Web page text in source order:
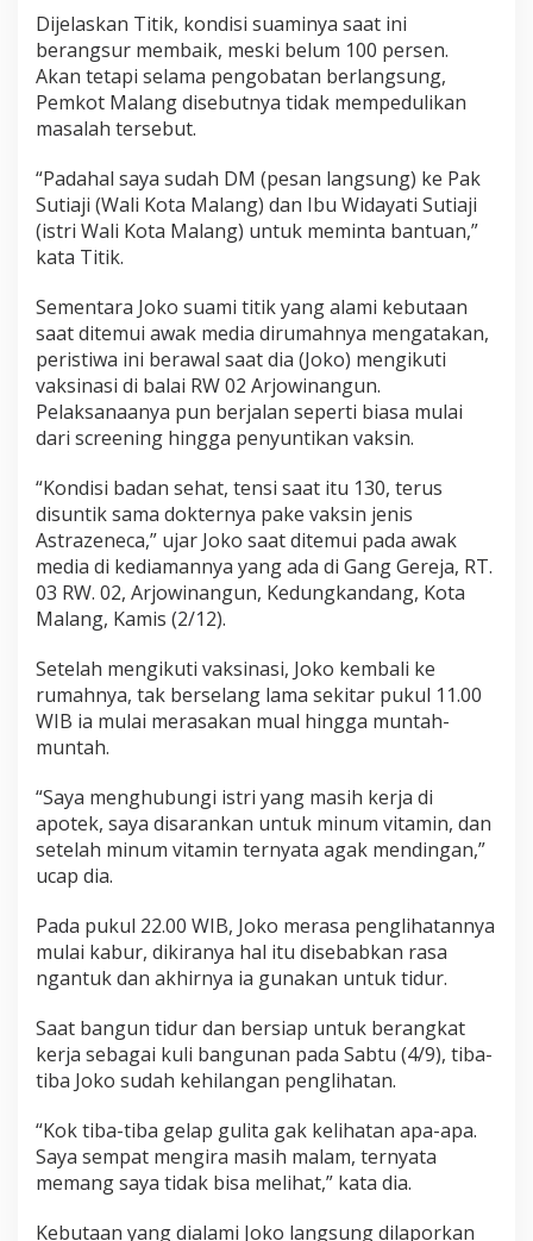
Dijelaskan Titik, kondisi suaminya saat ini
berangsur membaik, meski belum 100 persen.
Akan tetapi selama pengobatan berlangsung,
Pemkot Malang disebutnya tidak mempedulikan
masalah tersebut.
“Padahal saya sudah DM (pesan langsung) ke Pak
Sutiaji (Wali Kota Malang) dan Ibu Widayati Sutiaji
(istri Wali Kota Malang) untuk meminta bantuan,”
kata Titik.
Sementara Joko suami titik yang alami kebutaan
saat ditemui awak media dirumahnya mengatakan,
peristiwa ini berawal saat dia (Joko) mengikuti
vaksinasi di balai RW 02 Arjowinangun.
Pelaksanaanya pun berjalan seperti biasa mulai
dari screening hingga penyuntikan vaksin.
“Kondisi badan sehat, tensi saat itu 130, terus
disuntik sama dokternya pake vaksin jenis
Astrazeneca,” ujar Joko saat ditemui pada awak
media di kediamannya yang ada di Gang Gereja, RT.
03 RW. 02, Arjowinangun, Kedungkandang, Kota
Malang, Kamis (2/12).
Setelah mengikuti vaksinasi, Joko kembali ke
rumahnya, tak berselang lama sekitar pukul 11.00
WIB ia mulai merasakan mual hingga muntah-
muntah.
“Saya menghubungi istri yang masih kerja di
apotek, saya disarankan untuk minum vitamin, dan
setelah minum vitamin ternyata agak mendingan,”
ucap dia.
Pada pukul 22.00 WIB, Joko merasa penglihatannya
mulai kabur, dikiranya hal itu disebabkan rasa
ngantuk dan akhirnya ia gunakan untuk tidur.
Saat bangun tidur dan bersiap untuk berangkat
kerja sebagai kuli bangunan pada Sabtu (4/9), tiba-
tiba Joko sudah kehilangan penglihatan.
“Kok tiba-tiba gelap gulita gak kelihatan apa-apa.
Saya sempat mengira masih malam, ternyata
memang saya tidak bisa melihat,” kata dia.
Kebutaan yang dialami Joko langsung dilaporkan